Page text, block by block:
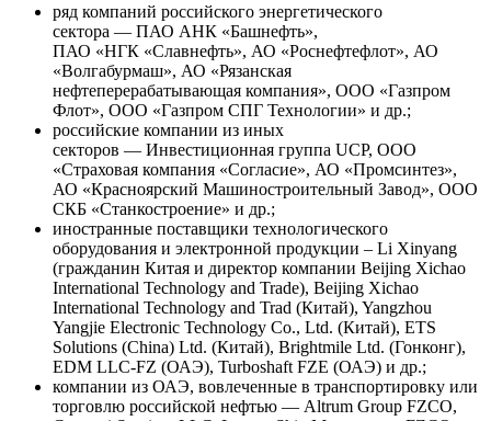
ряд компаний российского энергетического
сектора — ПАО АНК «Башнефть»,
ПАО «НГК «Славнефть», АО «Роснефтефлот», АО
«Волгабурмаш», АО «Рязанская
нефтеперерабатывающая компания», ООО «Газпром
Флот», ООО «Газпром СПГ Технологии» и др.;
российские компании из иных
секторов — Инвестиционная группа UCP, ООО
«Страховая компания «Согласие», АО «Промсинтез»,
АО «Красноярский Машиностроительный Завод», ООО
СКБ «Станкостроение» и др.;
иностранные поставщики технологического
оборудования и электронной продукции – Li Xinyang
(гражданин Китая и директор компании Beijing Xichao
International Technology and Trade), Beijing Xichao
International Technology and Trad (Китай), Yangzhou
Yangjie Electronic Technology Co., Ltd. (Китай), ETS
Solutions (China) Ltd. (Китай), Brightmile Ltd. (Гонконг),
EDM LLC-FZ (ОАЭ), Turboshaft FZE (ОАЭ) и др.;
компании из ОАЭ, вовлеченные в транспортировку или
торговлю российской нефтью — Altrum Group FZCO,